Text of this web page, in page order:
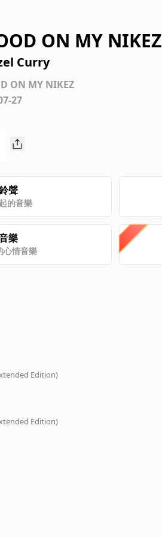
ON MY NIKEZ
Curry
ON MY NIKEZ
27
聲
的音樂
樂
心情音樂
Edition)
Edition)